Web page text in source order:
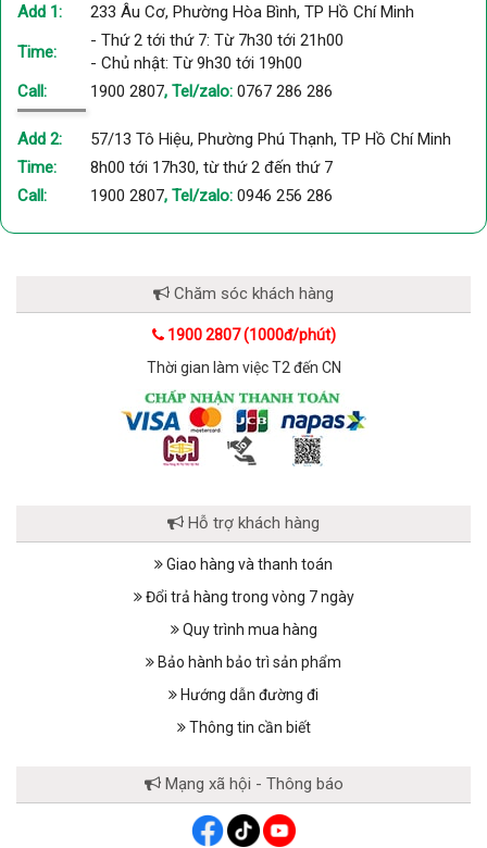
Add 1: 233 Âu Cơ, Phường Hòa Bình, TP Hồ Chí Minh
Time:
- Thứ 2 tới thứ 7: Từ 7h30 tới 21h00
- Chủ nhật: Từ 9h30 tới 19h00
Call:
1900 2807, Tel/zalo: 0767 286 286
Add 2:
57/13 Tô Hiệu, Phường Phú Thạnh, TP Hồ Chí Minh
Time:
8h00 tới 17h30, từ thứ 2 đến thứ 7
Call:
1900 2807, Tel/zalo: 0946 256 286
Chăm sóc khách hàng
1900 2807 (1000đ/phút)
Thời gian làm việc T2 đến CN
Hỗ trợ khách hàng
Giao hàng và thanh toán
Đổi trả hàng trong vòng 7 ngày
Quy trình mua hàng
Bảo hành bảo trì sản phẩm
Hướng dẫn đường đi
Thông tin cần biết
Mạng xã hội - Thông báo